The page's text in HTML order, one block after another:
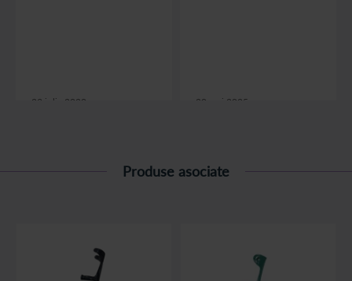
23 iulie 2020
medical.
20 mai 2025
Produse asociate